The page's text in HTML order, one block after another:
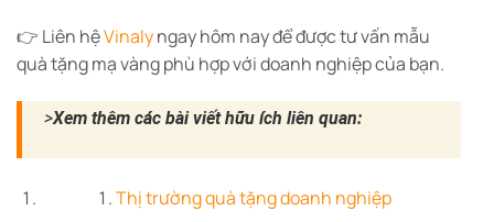
👉 Liên hệVinalyngay hôm nay để được tư vấn mẫu
quà tặng mạ vàng phù hợp với doanh nghiệp của bạn.
>Xem thêm các bài viết hữu ích liên quan:
Thị trường quà tặng doanh nghiệp